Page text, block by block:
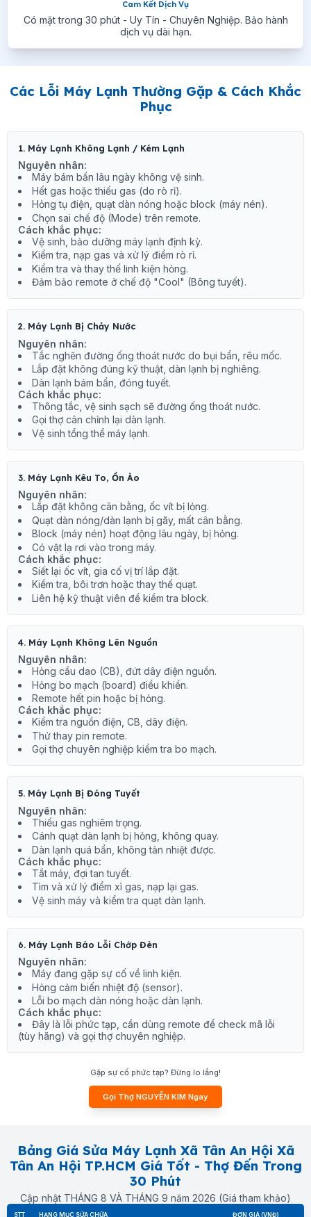
Cam Kết Dịch Vụ
Có mặt trong 30 phút - Uy Tín - Chuyên Nghiệp. Bảo hành
dịch vụ dài hạn.
Các Lỗi Máy Lạnh Thường Gặp & Cách Khắc
Phục
1. Máy Lạnh Không Lạnh / Kém Lạnh
Nguyên nhân:
Máy bám bẩn lâu ngày không vệ sinh.
Hết gas hoặc thiếu gas (do rò rỉ).
Hỏng tụ điện, quạt dàn nóng hoặc block (máy nén).
Chọn sai chế độ (Mode) trên remote.
Cách khắc phục:
Vệ sinh, bảo dưỡng máy lạnh định kỳ.
Kiểm tra, nạp gas và xử lý điểm rò rỉ.
Kiểm tra và thay thế linh kiện hỏng.
Đảm bảo remote ở chế độ "Cool" (Bông tuyết).
2. Máy Lạnh Bị Chảy Nước
Nguyên nhân:
Tắc nghẽn đường ống thoát nước do bụi bẩn, rêu mốc.
Lắp đặt không đúng kỹ thuật, dàn lạnh bị nghiêng.
Dàn lạnh bám bẩn, đóng tuyết.
Cách khắc phục:
Thông tắc, vệ sinh sạch sẽ đường ống thoát nước.
Gọi thợ cân chỉnh lại dàn lạnh.
Vệ sinh tổng thể máy lạnh.
3. Máy Lạnh Kêu To, Ồn Ào
Nguyên nhân:
Lắp đặt không cân bằng, ốc vít bị lỏng.
Quạt dàn nóng/dàn lạnh bị gãy, mất cân bằng.
Block (máy nén) hoạt động lâu ngày, bị hỏng.
Có vật lạ rơi vào trong máy.
Cách khắc phục:
Siết lại ốc vít, gia cố vị trí lắp đặt.
Kiểm tra, bôi trơn hoặc thay thế quạt.
Liên hệ kỹ thuật viên để kiểm tra block.
4. Máy Lạnh Không Lên Nguồn
Nguyên nhân:
Hỏng cầu dao (CB), đứt dây điện nguồn.
Hỏng bo mạch (board) điều khiển.
Remote hết pin hoặc bị hỏng.
Cách khắc phục:
Kiểm tra nguồn điện, CB, dây điện.
Thử thay pin remote.
Gọi thợ chuyên nghiệp kiểm tra bo mạch.
5. Máy Lạnh Bị Đóng Tuyết
Nguyên nhân:
Thiếu gas nghiêm trọng.
Cánh quạt dàn lạnh bị hỏng, không quay.
Dàn lạnh quá bẩn, không tản nhiệt được.
Cách khắc phục:
Tắt máy, đợi tan tuyết.
Tìm và xử lý điểm xì gas, nạp lại gas.
Vệ sinh máy và kiểm tra quạt dàn lạnh.
6. Máy Lạnh Báo Lỗi Chớp Đèn
Nguyên nhân:
Máy đang gặp sự cố về linh kiện.
Hỏng cảm biến nhiệt độ (sensor).
Lỗi bo mạch dàn nóng hoặc dàn lạnh.
Cách khắc phục:
Đây là lỗi phức tạp, cần dùng remote để check mã lỗi
(tùy hãng) và gọi thợ chuyên nghiệp.
Gặp sự cố phức tạp? Đừng lo lắng!
Gọi Thợ NGUYỄN KIM Ngay
Bảng Giá Sửa Máy Lạnh Xã Tân An Hội Xã
Tân An Hội TP.HCM Giá Tốt - Thợ Đến Trong
30 Phút
Cập nhật THÁNG 8 VÀ THÁNG 9 năm 2026 (Giá tham khảo)
STT HẠNG MỤC SỬA CHỮA ĐƠN GIÁ (VNĐ)